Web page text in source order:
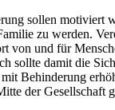
sollen motiviert
zu werden.
von und für
sollte damit die
Behinderung
der Gesellschaft